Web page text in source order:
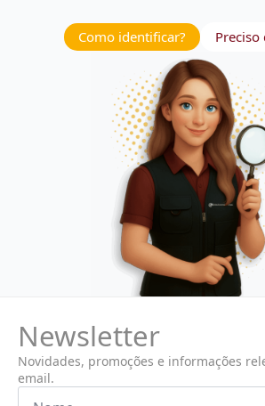
Como identificar? Preciso
Newsletter
Novidades, promoções e informações
email.
Nome